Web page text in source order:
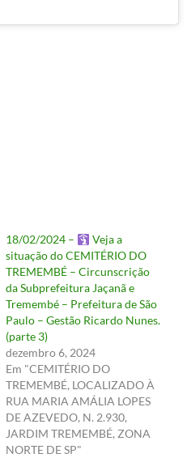
18/02/2024 –
Veja a
situação do CEMITÉRIO DO
TREMEMBÉ – Circunscrição
da Subprefeitura Jaçanã e
Tremembé – Prefeitura de São
Paulo – Gestão Ricardo Nunes.
(parte 3)
dezembro 6, 2024
Em "CEMITÉRIO DO
TREMEMBÉ, LOCALIZADO À
RUA MARIA AMÁLIA LOPES
DE AZEVEDO, N. 2.930,
JARDIM TREMEMBÉ, ZONA
NORTE DE SP"